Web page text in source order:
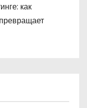
как